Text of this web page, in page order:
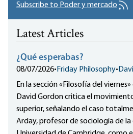
Subscribe to Poder y mercado
Latest Articles
¿Qué esperabas?
08/07/2026• Friday Philosophy•
En la sección «Filosofía del
David Gordon critica el
superior, señalando el caso
Arday, profesor de sociología de la